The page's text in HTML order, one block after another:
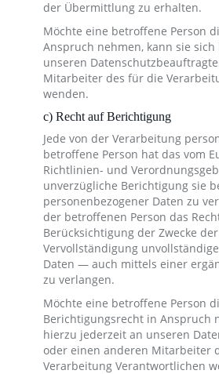
der Übermittlung zu erhalten.
Möchte eine betroffene Person
Anspruch nehmen, kann sie
unseren
Mitarbeiter des für die
wenden.
c) Recht auf Berichtigung
Jede von der Verarbeitung
betroffene Person hat das vom
Richtlinien- und
unverzügliche Berichtigung sie
personenbezogener Daten zu
der betroffenen Person das
Berücksichtigung der Zwecke
Vervollständigung
Daten — auch mittels einer
zu verlangen.
Möchte eine betroffene Person
Berichtigungsrecht in Anspruch
hierzu jederzeit an unseren
oder einen anderen Mitarbeiter
Verarbeitung Verantwortlichen